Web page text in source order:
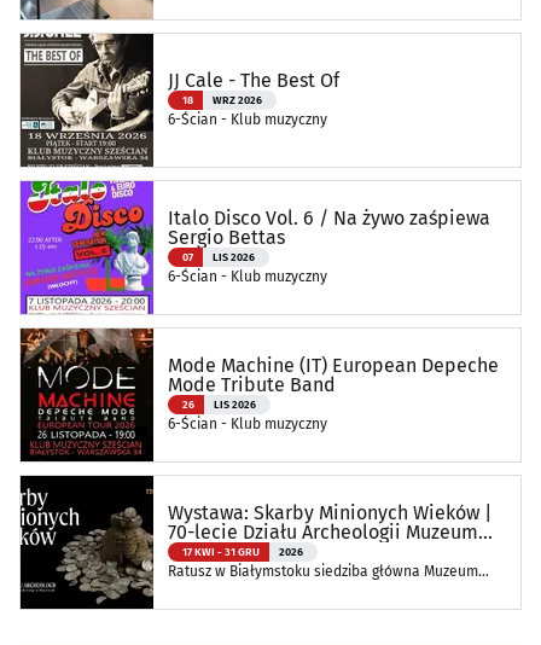
JJ Cale - The Best Of
18 WRZ 2026
6-Ścian - Klub muzyczny
Italo Disco Vol. 6 / Na żywo zaśpiewa
Sergio Bettas
07 LIS 2026
6-Ścian - Klub muzyczny
Mode Machine (IT) European Depeche
Mode Tribute Band
26 LIS 2026
6-Ścian - Klub muzyczny
Wystawa: Skarby Minionych Wieków |
70-lecie Działu Archeologii Muzeum
Podlaskiego
17 KWI - 31 GRU 2026
Ratusz w Białymstoku siedziba główna Muzeum